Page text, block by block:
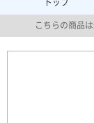
トップ
こちらの商品